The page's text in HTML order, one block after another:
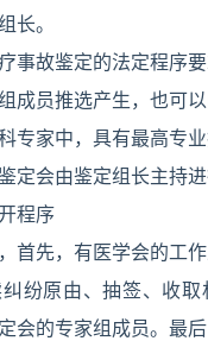
长。
事故鉴定的法定程序
成员推选产生，也可
专家中，具有最高专
定会由鉴定组长主持进
程序
首先，有医学会的工
纷原由、抽签、收
会的专家组成员。最